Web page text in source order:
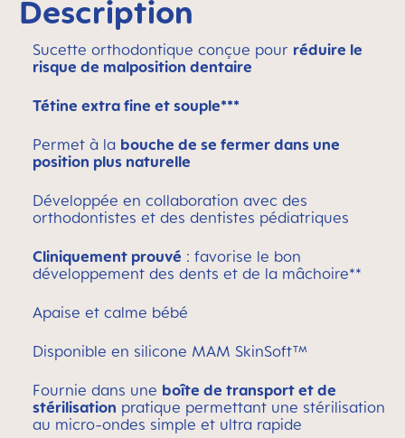
Description
Sucette orthodontique conçue pour réduire le
risque de malposition dentaire
Tétine extra fine et souple***
Permet à la bouche de se fermer dans une
position plus naturelle
Développée en collaboration avec des
orthodontistes et des dentistes pédiatriques
Cliniquement prouvé : favorise le bon
développement des dents et de la mâchoire**
Apaise et calme bébé
Disponible en silicone MAM SkinSoft™
Fournie dans une boîte de transport et de
stérilisation pratique permettant une stérilisation
au micro-ondes simple et ultra rapide